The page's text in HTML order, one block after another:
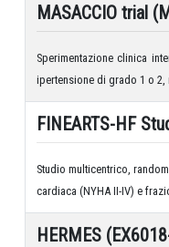
MASACCIO trial
Sperimentazione clinica
ipertensione di grado 1 o
FINEARTS-HF
Studio multicentrico,
cardiaca (NYHA II-IV) e
HERMES